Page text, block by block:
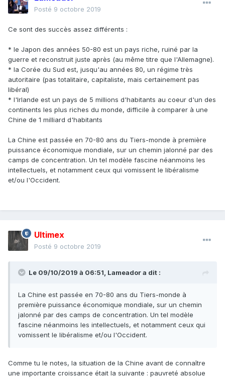
Posté 9 octobre 2019
Ce sont des succès assez différents :
* le Japon des années 50-80 est un pays riche, ruiné par la
guerre et reconstruit juste après (au même titre que l'Allemagne).
* la Corée du Sud est, jusqu'au années 80, un régime très
autoritaire (pas totalitaire, capitaliste, mais certainement pas
libéral)
* l'Irlande est un pays de 5 millions d'habitants au coeur d'un des
continents les plus riches du monde, difficile à comparer à une
Chine de 1 milliard d'habitants
La Chine est passée en 70-80 ans du Tiers-monde à première
puissance économique mondiale, sur un chemin jalonné par des
camps de concentration. Un tel modèle fascine néanmoins les
intellectuels, et notamment ceux qui vomissent le libéralisme
et/ou l'Occident.
Ultimex
Posté 9 octobre 2019
Le 09/10/2019 à 06:51, Lameadora dit :
La Chine est passée en 70-80 ans du Tiers-monde à
première puissance économique mondiale, sur un chemin
jalonné par des camps de concentration. Un tel modèle
fascine néanmoins les intellectuels, et notamment ceux qui
vomissent le libéralisme et/ou l'Occident.
Comme tu le notes, la situation de la Chine avant de connaître
une importante croissance était la suivante : pauvreté absolue